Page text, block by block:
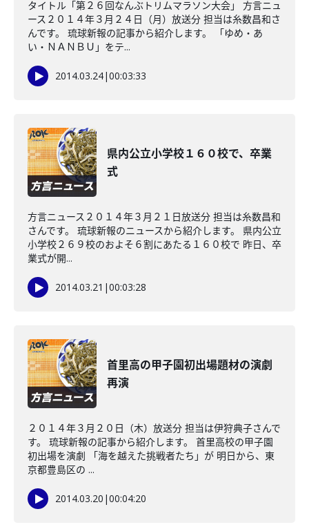
タイトル「第２６回なんぶトリムマラソン大会」 方言ニュ
ース２０１４年３月２４日（月）放送分 担当は糸数昌和さ
んです。 琉球新報の記事から紹介します。 「ゆめ・あ
い・ＮＡＮＢＵ」をテ...
2014.03.24|00:03:33
県内公立小学校１６０校で、卒業
式
方言ニュース２０１４年３月２１日放送分 担当は糸数昌和
さんです。 琉球新報のニュースから紹介します。 県内公立
小学校２６９校のおよそ６割にあたる１６０校で 昨日、卒
業式が開...
2014.03.21 |00:03:28
首里高の甲子園初出場題材の演劇
再演
２０１４年３月２０日（木）放送分 担当は伊狩典子さんで
す。 琉球新報の記事から紹介します。 首里高校の甲子園
初出場を演劇 「海を越えた挑戦者たち」が 明日から、東
京都豊島区の ...
2014.03.20 |00:04:20